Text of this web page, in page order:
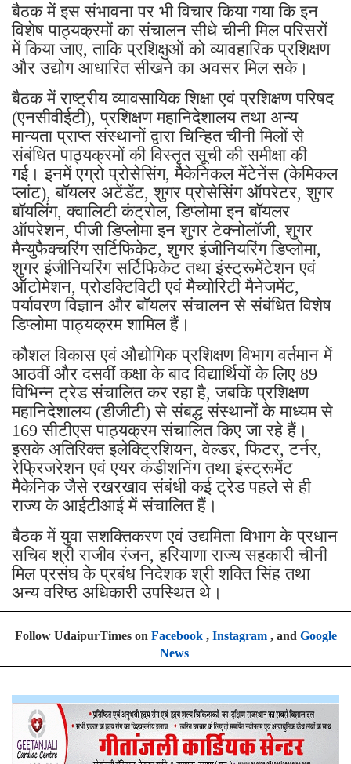
बैठक में इस संभावना पर भी विचार किया गया कि इन
विशेष पाठ्यक्रमों का संचालन सीधे चीनी मिल परिसरों
में किया जाए, ताकि प्रशिक्षुओं को व्यावहारिक प्रशिक्षण
और उद्योग आधारित सीखने का अवसर मिल सके।
बैठक में राष्ट्रीय व्यावसायिक शिक्षा एवं प्रशिक्षण परिषद
(एनसीवीईटी), प्रशिक्षण महानिदेशालय तथा अन्य
मान्यता प्राप्त संस्थानों द्वारा चिन्हित चीनी मिलों से
संबंधित पाठ्यक्रमों की विस्तृत सूची की समीक्षा की
गई। इनमें एग्रो प्रोसेसिंग, मैकेनिकल मेंटेनेंस (केमिकल
प्लांट), बॉयलर अटेंडेंट, शुगर प्रोसेसिंग ऑपरेटर, शुगर
बॉयलिंग, क्वालिटी कंट्रोल, डिप्लोमा इन बॉयलर
ऑपरेशन, पीजी डिप्लोमा इन शुगर टेक्नोलॉजी, शुगर
मैन्युफैक्चरिंग सर्टिफिकेट, शुगर इंजीनियरिंग डिप्लोमा,
शुगर इंजीनियरिंग सर्टिफिकेट तथा इंस्ट्रूमेंटेशन एवं
ऑटोमेशन, प्रोडक्टिविटी एवं मैच्योरिटी मैनेजमेंट,
पर्यावरण विज्ञान और बॉयलर संचालन से संबंधित विशेष
डिप्लोमा पाठ्यक्रम शामिल हैं।
कौशल विकास एवं औद्योगिक प्रशिक्षण विभाग वर्तमान में
आठवीं और दसवीं कक्षा के बाद विद्यार्थियों के लिए 89
विभिन्न ट्रेड संचालित कर रहा है, जबकि प्रशिक्षण
महानिदेशालय (डीजीटी) से संबद्ध संस्थानों के माध्यम से
169 सीटीएस पाठ्यक्रम संचालित किए जा रहे हैं।
इसके अतिरिक्त इलेक्ट्रिशियन, वेल्डर, फिटर, टर्नर,
रेफ्रिजरेशन एवं एयर कंडीशनिंग तथा इंस्ट्रूमेंट
मैकेनिक जैसे रखरखाव संबंधी कई ट्रेड पहले से ही
राज्य के आईटीआई में संचालित हैं।
बैठक में युवा सशक्तिकरण एवं उद्यमिता विभाग के प्रधान
सचिव श्री राजीव रंजन, हरियाणा राज्य सहकारी चीनी
मिल प्रसंघ के प्रबंध निदेशक श्री शक्ति सिंह तथा
अन्य वरिष्ठ अधिकारी उपस्थित थे।
Follow UdaipurTimes on Facebook, Instagram, and Google
News